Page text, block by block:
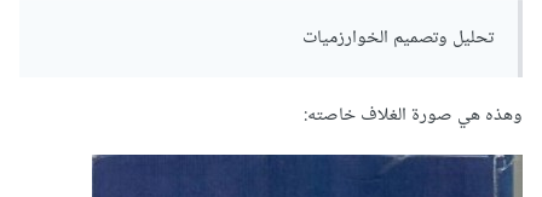
تحليل وتصميم الخوارزميات
وهذه هي صورة الغلاف خاصته: